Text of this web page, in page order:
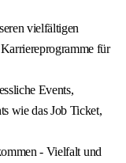
vielfältigen
für
Events,
wie das Job Ticket,
- Vielfalt und